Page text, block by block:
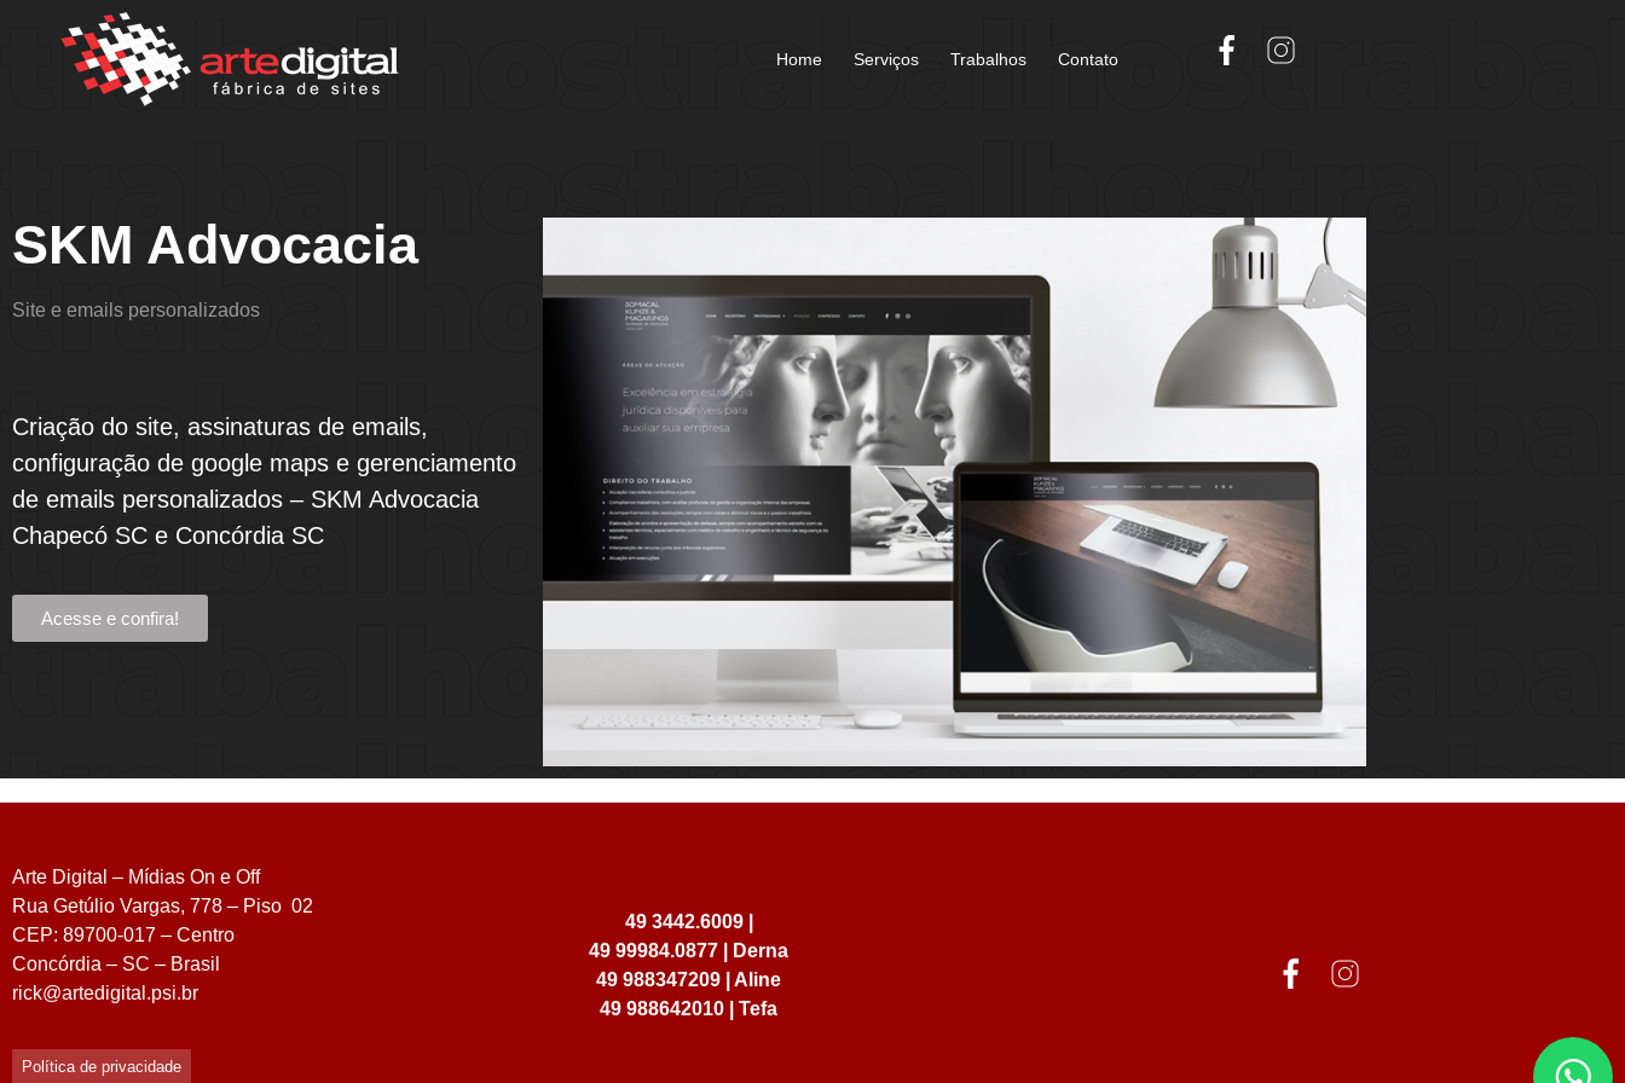
Home Serviços Trabalhos Contato
SKM Advocacia
Site e emails personalizados
Criação do site, assinaturas de emails,
configuração de google maps e gerenciamento
de emails personalizados – SKM Advocacia
Chapecó SC e Concórdia SC
Acesse e confira!
Arte Digital – Mídias On e Off
Rua Getúlio Vargas, 778 – Piso 02
CEP: 89700-017 – Centro
Concórdia – SC – Brasil
rick@artedigital.psi.br
Política de privacidade
49 3442.6009 |
49 99984.0877 | Derna
49 988347209 | Aline
49 988642010 | Tefa